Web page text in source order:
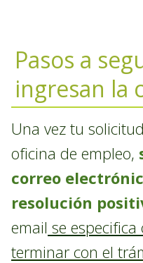
Pasos a
ingresan la
Una vez tu
oficina de empleo,
correo
resolución
email se
terminar con el